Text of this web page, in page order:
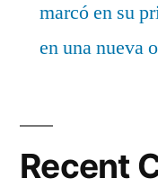
marcó en su
en una nueva
Recent